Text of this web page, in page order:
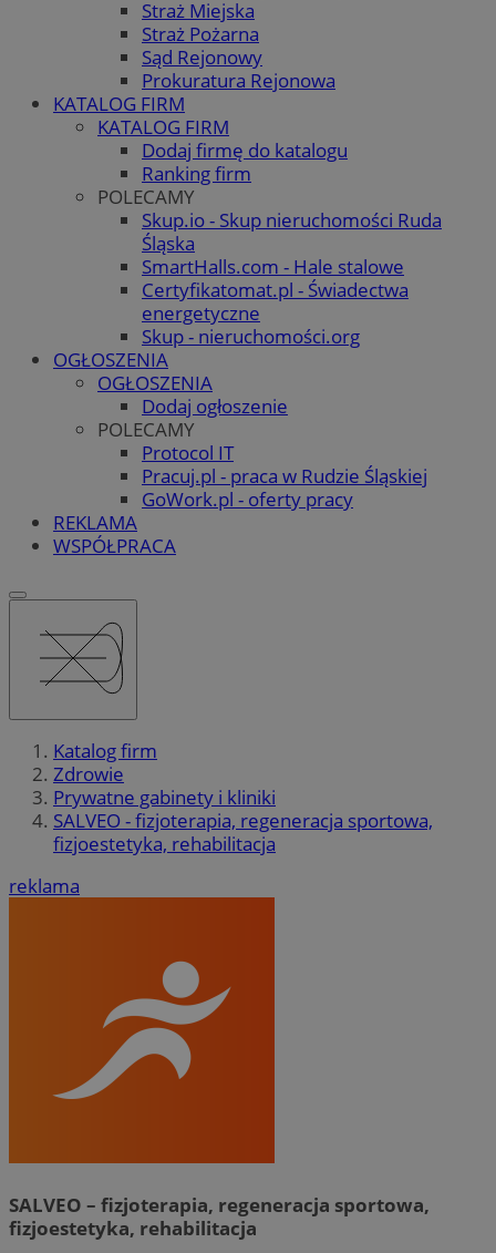
Straż Miejska
Straż Pożarna
Sąd Rejonowy
Prokuratura Rejonowa
KATALOG FIRM
KATALOG FIRM
Dodaj firmę do katalogu
Ranking firm
POLECAMY
Skup.io - Skup nieruchomości Ruda
Śląska
SmartHalls.com - Hale stalowe
Certyfikatomat.pl - Świadectwa
energetyczne
Skup - nieruchomości.org
OGŁOSZENIA
OGŁOSZENIA
Dodaj ogłoszenie
POLECAMY
Protocol IT
Pracuj.pl - praca w Rudzie Śląskiej
GoWork.pl - oferty pracy
REKLAMA
WSPÓŁPRACA
Katalog firm
Zdrowie
Prywatne gabinety i kliniki
SALVEO - fizjoterapia, regeneracja sportowa,
fizjoestetyka, rehabilitacja
reklama
SALVEO – fizjoterapia, regeneracja sportowa,
fizjoestetyka, rehabilitacja